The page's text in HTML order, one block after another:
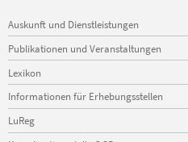
Navigation
überspringen
Auskunft und Dienstleistungen
Publikationen und Veranstaltungen
Lexikon
Informationen für Erhebungsstellen
LuReg